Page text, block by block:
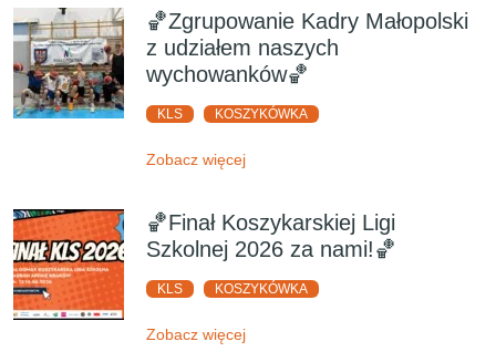
🏀Zgrupowanie Kadry Małopolski
z udziałem naszych
wychowanków🏀
KLS KOSZYKÓWKA
Zobacz więcej
🏀Finał Koszykarskiej Ligi
Szkolnej 2026 za nami!🏀
KLS KOSZYKÓWKA
Zobacz więcej